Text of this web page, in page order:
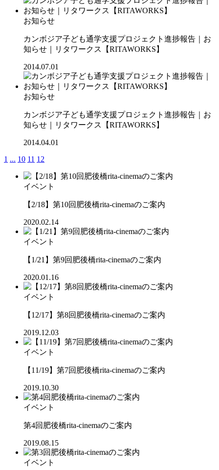
お知らせ
カンボジア子ども通学支援プロジェクト進捗報告｜お
知らせ｜リタワークス【RITAWORKS】
2014.07.01
お知らせ
カンボジア子ども通学支援プロジェクト進捗報告｜お
知らせ｜リタワークス【RITAWORKS】
2014.04.01
1 ... 10 11 12
イベント
【2/18】第10回肥後橋rita-cinemaのご案内
2020.02.14
イベント
【1/21】第9回肥後橋rita-cinemaのご案内
2020.01.16
イベント
【12/17】第8回肥後橋rita-cinemaのご案内
2019.12.03
イベント
【11/19】第7回肥後橋rita-cinemaのご案内
2019.10.30
イベント
第4回肥後橋rita-cinemaのご案内
2019.08.15
イベント